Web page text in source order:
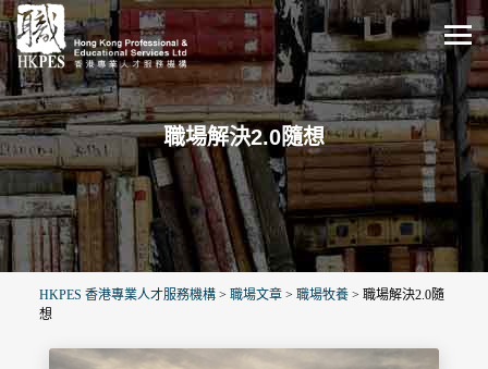
職場解決2.0隨想
HKPES 香港專業人才服務機構 > 職場文章 > 職場牧養 > 職場解決2.0隨
想